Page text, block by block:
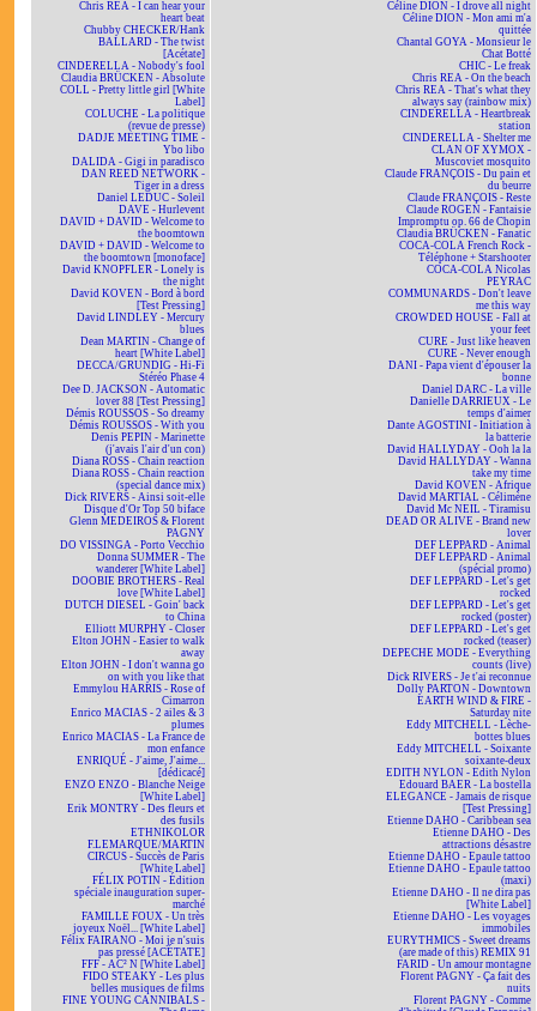
Chris REA - I can hear your
heart beat
Chubby CHECKER/Hank
BALLARD - The twist
[Acétate]
CINDERELLA - Nobody's fool
Claudia BRÜCKEN - Absolute
COLL - Pretty little girl [White
Label]
COLUCHE - La politique
(revue de presse)
DADJE MEETING TIME -
Ybo libo
DALIDA - Gigi in paradisco
DAN REED NETWORK -
Tiger in a dress
Daniel LEDUC - Soleil
DAVE - Hurlevent
DAVID + DAVID - Welcome to
the boomtown
DAVID + DAVID - Welcome to
the boomtown [monoface]
David KNOPFLER - Lonely is
the night
David KOVEN - Bord à bord
[Test Pressing]
David LINDLEY - Mercury
blues
Dean MARTIN - Change of
heart [White Label]
DECCA/GRUNDIG - Hi-Fi
Stéréo Phase 4
Dee D. JACKSON - Automatic
lover 88 [Test Pressing]
Démis ROUSSOS - So dreamy
Démis ROUSSOS - With you
Denis PEPIN - Marinette
(j'avais l'air d'un con)
Diana ROSS - Chain reaction
Diana ROSS - Chain reaction
(special dance mix)
Dick RIVERS - Ainsi soit-elle
Disque d'Or Top 50 biface
Glenn MEDEIROS & Florent
PAGNY
DO VISSINGA - Porto Vecchio
Donna SUMMER - The
wanderer [White Label]
DOOBIE BROTHERS - Real
love [White Label]
DUTCH DIESEL - Goin' back
to China
Elliott MURPHY - Closer
Elton JOHN - Easier to walk
away
Elton JOHN - I don't wanna go
on with you like that
Emmylou HARRIS - Rose of
Cimarron
Enrico MACIAS - 2 ailes & 3
plumes
Enrico MACIAS - La France de
mon enfance
ENRIQUÉ - J'aime, J'aime...
[dédicacé]
ENZO ENZO - Blanche Neige
[White Label]
Erik MONTRY - Des fleurs et
des fusils
ETHNIKOLOR
F.LEMARQUE/MARTIN
CIRCUS - Succès de Paris
[White Label]
FÉLIX POTIN - Édition
spéciale inauguration super-
marché
FAMILLE FOUX - Un très
joyeux Noël... [White Label]
Félix FAIRANO - Moi je n'suis
pas pressé [ACÉTATE]
FFF - AC² N [White Label]
FIDO STEAKY - Les plus
belles musiques de films
FINE YOUNG CANNIBALS -
Céline DION - I drove all night
Céline DION - Mon ami m'a
quittée
Chantal GOYA - Monsieur le
Chat Botté
CHIC - Le freak
Chris REA - On the beach
Chris REA - That's what they
always say (rainbow mix)
CINDERELLA - Heartbreak
station
CINDERELLA - Shelter me
CLAN OF XYMOX -
Muscoviet mosquito
Claude FRANÇOIS - Du pain et
du beurre
Claude FRANÇOIS - Reste
Claude ROGEN - Fantaisie
Impromptu op. 66 de Chopin
Claudia BRÜCKEN - Fanatic
COCA-COLA French Rock -
Téléphone + Starshooter
COCA-COLA Nicolas
PEYRAC
COMMUNARDS - Don't leave
me this way
CROWDED HOUSE - Fall at
your feet
CURE - Just like heaven
CURE - Never enough
DANI - Papa vient d'épouser la
bonne
Daniel DARC - La ville
Danielle DARRIEUX - Le
temps d'aimer
Dante AGOSTINI - Initiation à
la batterie
David HALLYDAY - Ooh la la
David HALLYDAY - Wanna
take my time
David KOVEN - Afrique
David MARTIAL - Célimène
David Mc NEIL - Tiramisu
DEAD OR ALIVE - Brand new
lover
DEF LEPPARD - Animal
DEF LEPPARD - Animal
(spécial promo)
DEF LEPPARD - Let's get
rocked
DEF LEPPARD - Let's get
rocked (poster)
DEF LEPPARD - Let's get
rocked (teaser)
DEPECHE MODE - Everything
counts (live)
Dick RIVERS - Je t'ai reconnue
Dolly PARTON - Downtown
EARTH WIND & FIRE -
Saturday nite
Eddy MITCHELL - Lèche-
bottes blues
Eddy MITCHELL - Soixante
soixante-deux
EDITH NYLON - Edith Nylon
Edouard BAER - La bostella
ELEGANCE - Jamais de risque
[Test Pressing]
Etienne DAHO - Caribbean sea
Etienne DAHO - Des
attractions désastre
Etienne DAHO - Epaule tattoo
Etienne DAHO - Epaule tattoo
(maxi)
Etienne DAHO - Il ne dira pas
[White Label]
Etienne DAHO - Les voyages
immobiles
EURYTHMICS - Sweet dreams
(are made of this) REMIX 91
FARID - Un amour montagne
Florent PAGNY - Ça fait des
nuits
Florent PAGNY - Comme